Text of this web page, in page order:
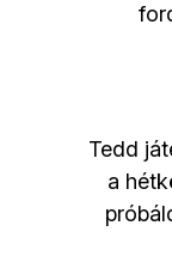
Tedd
a